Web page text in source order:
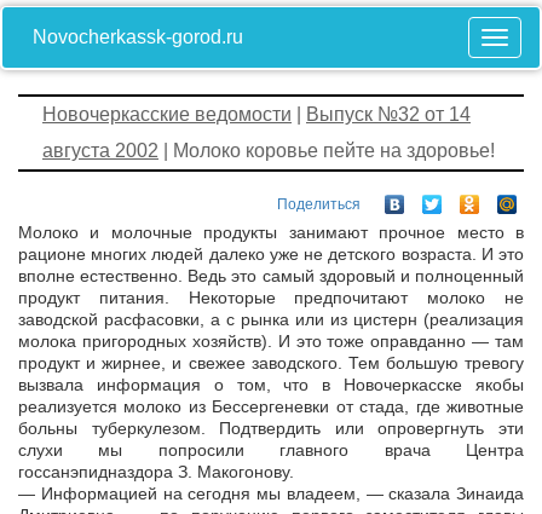
Novocherkassk-gorod.ru
Новочеркасские ведомости
Выпуск №32 от 14
августа 2002 | Молоко коровье пейте на здоровье!
Поделиться
Молоко и молочные продукты занимают прочное место в
рационе многих людей далеко уже не детского возраста. И это
вполне естественно. Ведь это самый здоровый и полноценный
продукт питания. Некоторые предпочитают молоко не
заводской расфасовки, а с рынка или из цистерн (реализация
молока пригородных хозяйств). И это тоже оправданно — там
продукт и жирнее, и свежее заводского. Тем большую тревогу
вызвала информация о том, что в Новочеркасске якобы
реализуется молоко из Бессергеневки от стада, где животные
больны туберкулезом. Подтвердить или опровергнуть эти
слухи мы попросили главного врача Центра
госсанэпидназдора З. Макогонову.
— Информацией на сегодня мы владеем, — сказала Зинаида